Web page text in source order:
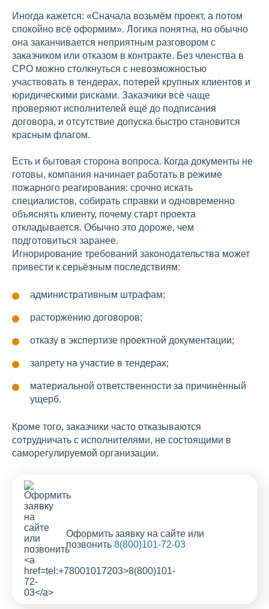
Иногда кажется: «Сначала возьмём проект, а потом
спокойно всё оформим». Логика понятна, но обычно
она заканчивается неприятным разговором с
заказчиком или отказом в контракте. Без членства в
СРО можно столкнуться с невозможностью
участвовать в тендерах, потерей крупных клиентов и
юридическими рисками. Заказчики всё чаще
проверяют исполнителей ещё до подписания
договора, и отсутствие допуска быстро становится
красным флагом.
Есть и бытовая сторона вопроса. Когда документы не
готовы, компания начинает работать в режиме
пожарного реагирования: срочно искать
специалистов, собирать справки и одновременно
объяснять клиенту, почему старт проекта
откладывается. Обычно это дороже, чем
подготовиться заранее.
Игнорирование требований законодательства может
привести к серьёзным последствиям:
административным штрафам;
расторжению договоров;
отказу в экспертизе проектной документации;
запрету на участие в тендерах;
материальной ответственности за причинённый
ущерб.
Кроме того, заказчики часто отказываются
сотрудничать с исполнителями, не состоящими в
саморегулируемой организации.
Оформить заявку на сайте или
позвонить 8(800)101-72-03